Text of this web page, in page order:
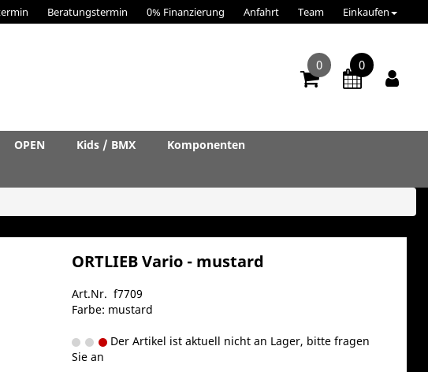
Beratungstermin 0% Finanzierung Anfahrt Team Einkaufen
0 0
OPEN Kids / BMX
Komponenten
ORTLIEB Vario - mustard
Art.Nr. f7709
Farbe: mustard
Der Artikel ist aktuell nicht an Lager, bitte fragen
Sie an